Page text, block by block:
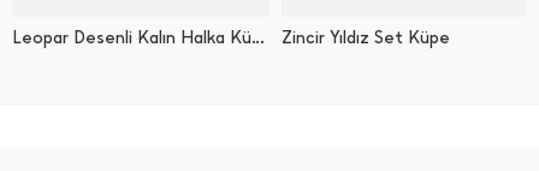
Leopar Desenli Kalın Halka Küpe Zincir Yıldız Set Küpe